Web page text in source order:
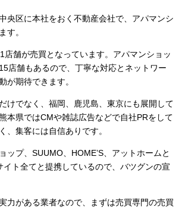
央区に本社をおく不動産会社で、アパマンシ
す。
店舗が売買となっています。アパマンショッ
店舗もあるので、丁寧な対応とネットワー
が期待できます。
けでなく、福岡、鹿児島、東京にも展開して
本県ではCMや雑誌広告などで自社PRをして
、集客には自信ありです。
ップ、SUUMO、HOME’S、アットホームと
イト全てと提携しているので、バツグンの宣
力がある業者なので、まずは売買専門の売買